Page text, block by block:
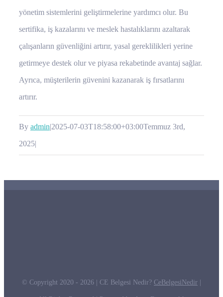
yönetim sistemlerini geliştirmelerine yardımcı olur. Bu
sertifika, iş kazalarını ve meslek hastalıklarını azaltarak
çalışanların güvenliğini artırır, yasal gereklilikleri yerine
getirmeye destek olur ve piyasa rekabetinde avantaj sağlar.
Ayrıca, müşterilerin güvenini kazanarak iş fırsatlarını
artırır.
By admin|2025-07-03T18:58:00+03:00Temmuz 3rd,
2025|
© Copyright 2020 - 2026 | CE Belgesi Nedir? CeBelgesiNedir